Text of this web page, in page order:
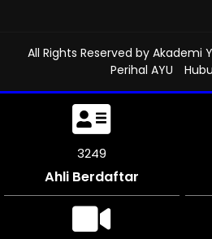
All Rights Reserved by Akademi
Perihal AYU
3708
Ahli Berdaftar